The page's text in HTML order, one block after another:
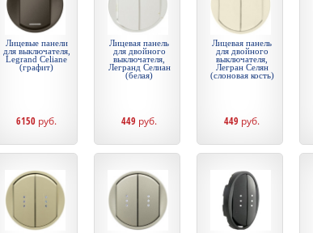
Лицевые панели
для выключателя,
Legrand Celiane
(графит)
6150 руб.
Лицевая панель
для двойного
выключателя,
Легранд Селиан
(белая)
449 руб.
Лицевая панель
для двойного
выключателя,
Легран Селян
(слоновая кость)
449 руб.